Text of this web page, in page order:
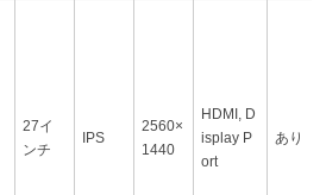
27イ
ンチ
IPS
2560×
1440
HDMI, D
isplay P
ort
あり